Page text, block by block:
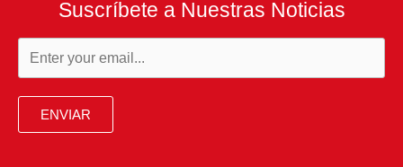
traslado
de
desde
Suscríbete a Nuestras Noticias
ENVIAR